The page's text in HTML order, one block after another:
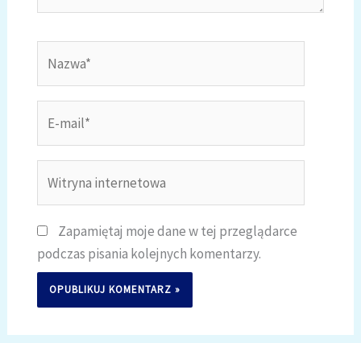
mail*
internetowa
Zapamiętaj moje dane w tej przeglądarce
podczas pisania kolejnych komentarzy.